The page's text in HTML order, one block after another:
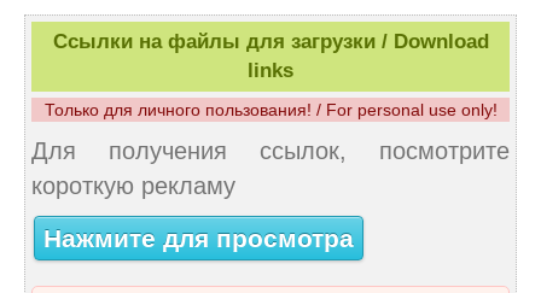
Ссылки на файлы для загрузки / Download
links
Только для личного пользования! / For personal use only!
Для получения ссылок, посмотрите
короткую рекламу
Нажмите для просмотра